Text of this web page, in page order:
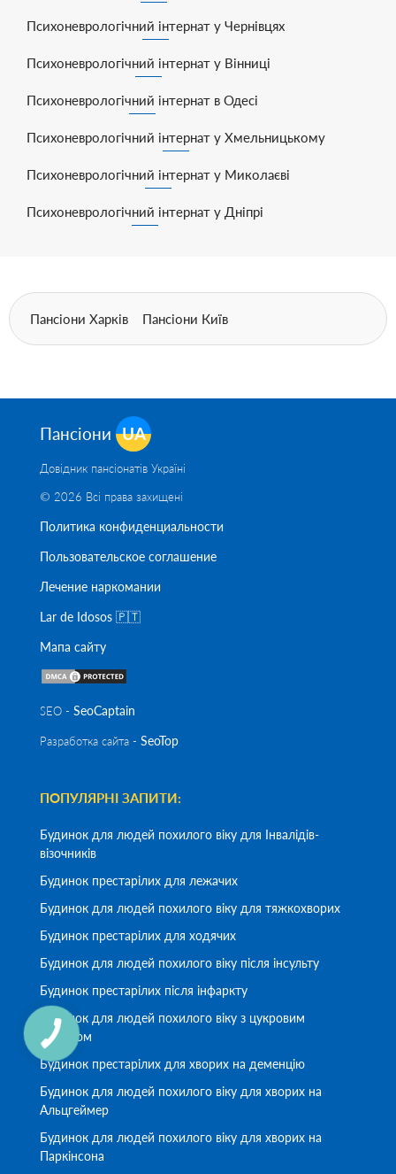
Психоневрологічний інтернат у Чернівцях
Психоневрологічний інтернат у Вінниці
Психоневрологічний інтернат в Одесі
Психоневрологічний інтернат у Хмельницькому
Психоневрологічний інтернат у Миколаєві
Психоневрологічний інтернат у Дніпрі
Пансіони Харків Пансіони Київ
Пансіони UA
Довідник пансіонатів Україні
© 2026 Всі права захищені
Политика конфиденциальности
Пользовательское соглашение
Лечение наркомании
Lar de Idosos 🇵🇹
Мапа сайту
SEO - SeoСaptain
Разработка сайта - SeoTop
ПОПУЛЯРНІ ЗАПИТИ:
Будинок для людей похилого віку для Інвалідів-
візочників
Будинок престарілих для лежачих
Будинок для людей похилого віку для тяжкохворих
Будинок престарілих для ходячих
Будинок для людей похилого віку після інсульту
Будинок престарілих після інфаркту
Будинок для людей похилого віку з цукровим
діабетом
Будинок престарілих для хворих на деменцію
Будинок для людей похилого віку для хворих на
Альцгеймер
Будинок для людей похилого віку для хворих на
Паркінсона